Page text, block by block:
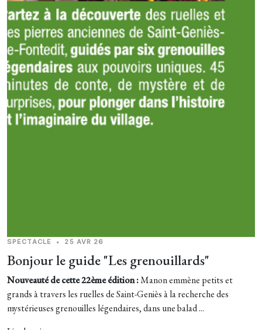
SPECTACLE • 25 AVR 26
Bonjour le guide "Les grenouillards"
Nouveauté de cette 22ème édition :Manon emmène petits et
grands à travers les ruelles de Saint-Geniès à la recherche des
mystérieuses grenouilles légendaires, dans une balad ...